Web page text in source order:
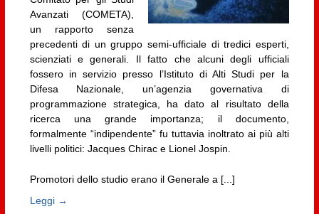
Avanzati (COMETA),
un rapporto senza
precedenti di un gruppo semi-ufficiale di tredici esperti,
scienziati e generali. Il fatto che alcuni degli ufficiali
fossero in servizio presso l’Istituto di Alti Studi per la
Difesa Nazionale, un’agenzia governativa di
programmazione strategica, ha dato al risultato della
ricerca una grande importanza; il documento,
formalmente “indipendente” fu tuttavia inoltrato ai più alti
livelli politici: Jacques Chirac e Lionel Jospin.
Promotori dello studio erano il Generale a [...]
Leggi →